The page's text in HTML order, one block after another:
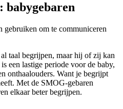
babygebaren
gebruiken om te communiceren
taal begrijpen, maar hij of zij kan
een lastige periode voor de baby,
onthaalouders. Want je begrijpt
Met de SMOG-gebaren
elkaar beter begrijpen.